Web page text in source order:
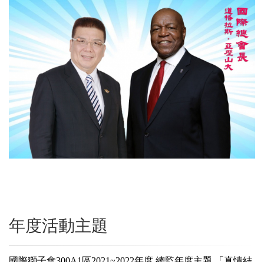
年度活動主題